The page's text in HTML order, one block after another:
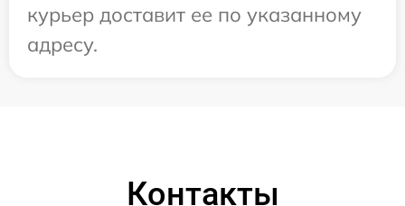
курьер доставит ее по указанному
адресу.
Контакты